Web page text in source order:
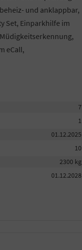
und anklappbar,
Set, Einparkhilfe im
eCall,
7
1
01.12.2025
10
2300 kg
01.12.2028